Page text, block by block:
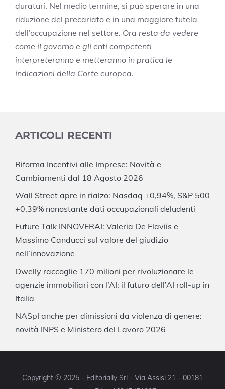
duraturi. Nel medio termine, si può sperare in una
riduzione del precariato e in una maggiore tutela
dell’occupazione nel settore. Ora resta da vedere
come il governo e gli enti competenti
interpreteranno e metteranno in pratica le
indicazioni della Corte europea.
ARTICOLI RECENTI
Riforma Incentivi alle Imprese: Novità e
Cambiamenti dal 18 Agosto 2026
Wall Street apre in rialzo: Nasdaq +0,94%, S&P 500
+0,39% nonostante dati occupazionali deludenti
Future Talk INNOVERAI: Valeria De Flaviis e
Massimo Canducci sul valore del giudizio
nell’innovazione
Dwelly raccoglie 170 milioni per rivoluzionare le
agenzie immobiliari con l’AI: il futuro dell’AI roll-up in
Italia
NASpI anche per dimissioni da violenza di genere:
novità INPS e Ministero del Lavoro 2026
Copyright © 2025 - Editorially Srl - Via Assisi 21 - 00181